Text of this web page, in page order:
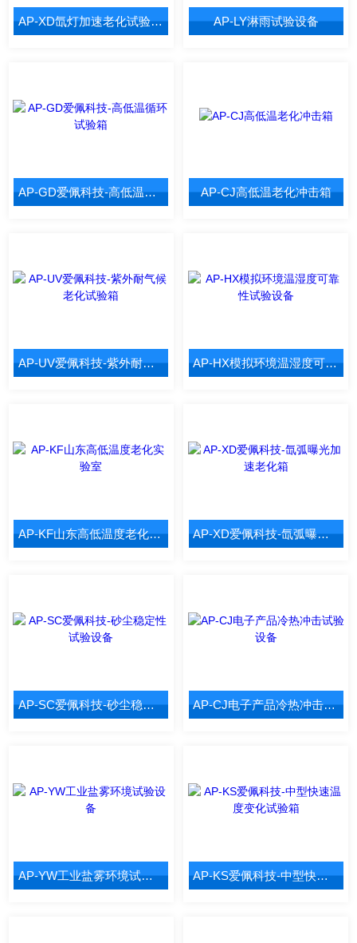
AP-XD氙灯加速老化试验设备 AP-LY淋雨试验设备
AP-GD爱佩科技-高低温循环试验箱 AP-CJ高低温老化冲击箱
AP-UV爱佩科技-紫外耐气候老化试验箱 AP-HX模拟环境温湿度可靠性试验设备
AP-KF山东高低温度老化实验室 AP-XD爱佩科技-氙弧曝光加速老化箱
AP-SC爱佩科技-砂尘稳定性试验设备 AP-CJ电子产品冷热冲击试验设备
AP-YW工业盐雾环境试验设备 AP-KS爱佩科技-中型快速温度变化试验箱